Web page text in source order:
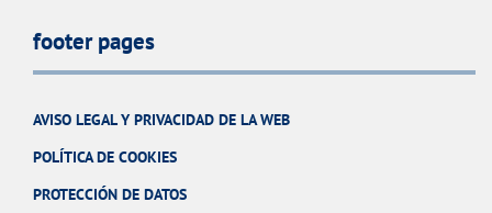
footer pages
AVISO LEGAL Y PRIVACIDAD DE LA WEB
POLÍTICA DE COOKIES
PROTECCIÓN DE DATOS